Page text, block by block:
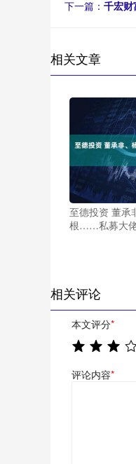
下一篇： 千宏
相关文章
至德投资 董承
根……私募大佬
相关评论
本文评分*
评论内容*